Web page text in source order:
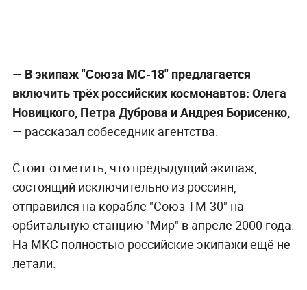
— В экипаж "Союза МС-18" предлагается
включить трёх российских космонавтов: Олега
Новицкого, Петра Дуброва и Андрея Борисенко,
— рассказал собеседник агентства.
Стоит отметить, что предыдущий экипаж,
состоящий исключительно из россиян,
отправился на корабле "Союз ТМ-30" на
орбитальную станцию "Мир" в апреле 2000 года.
На МКС полностью российские экипажи ещё не
летали.